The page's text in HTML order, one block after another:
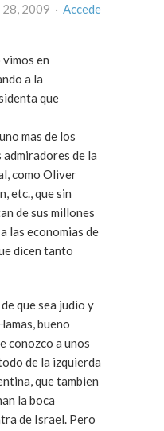
gonchi en enero 28, 2009 · Accede
en
a la
que
mas de los
de la
como Oliver
etc., que sin
de sus millones
las economias de
dicen tanto
que sea judio y
bueno
conozco a unos
de la izquierda
que tambien
la boca
de Israel. Pero